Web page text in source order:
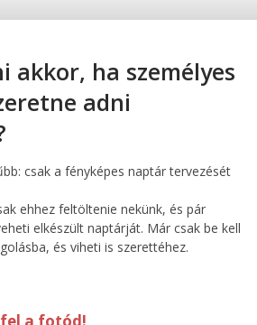
akkor, ha személyes
adni
csak a fényképes naptár tervezését
ehhez feltöltenie nekünk, és pár
elkészült naptárját. Már csak be kell
és viheti is szerettéhez.
a fotód!